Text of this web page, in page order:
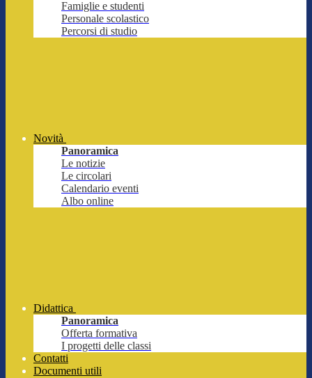
Famiglie e studenti
Personale scolastico
Percorsi di studio
Novità
Panoramica
Le notizie
Le circolari
Calendario eventi
Albo online
Didattica
Panoramica
Offerta formativa
I progetti delle classi
Contatti
Documenti utili